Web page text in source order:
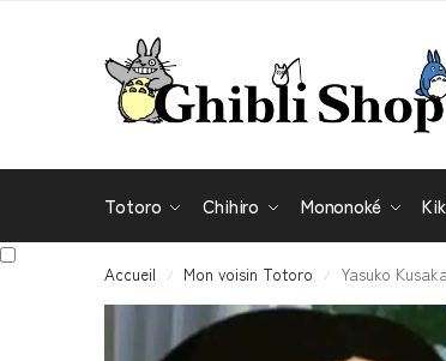
Totoro Chihiro Mononoké
Accueil / Mon voisin Totoro / Yasuko